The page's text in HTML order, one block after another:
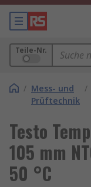
Teile-Nr.
/ Mess- und
Prüftechnik
/
Testo
105 mm
50 °C